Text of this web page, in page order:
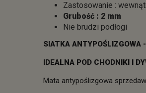
Zastosowanie :
Grubość : 2 mm
Nie brudzi podłogi
SIATKA ANTYPOŚLIZGOWA
IDEALNA POD CHODNIKI I
Mata antypoślizgowa